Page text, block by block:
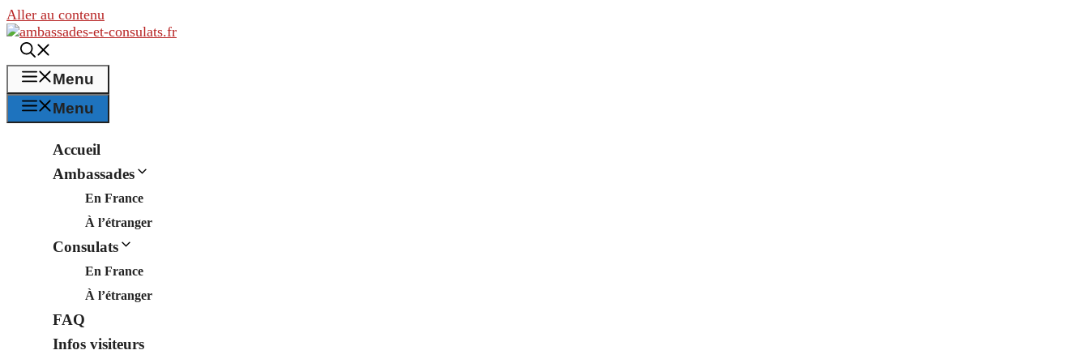
Aller au contenu
Menu
Menu
Accueil
Ambassades
En France
À l’étranger
Consulats
En France
À l’étranger
FAQ
Infos visiteurs